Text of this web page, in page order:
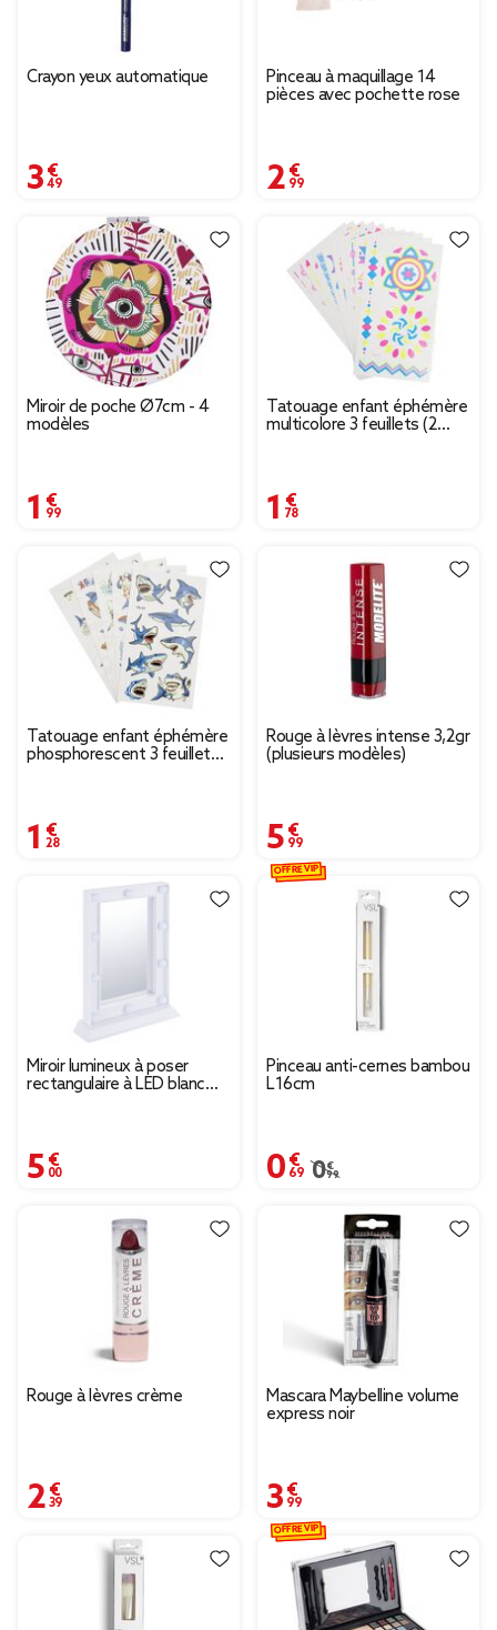
Crayon yeux automatique
3,49 €
Pinceau à maquillage 14
pièces avec pochette rose
2,99 €
Miroir de poche Ø7cm - 4
modèles
1,99 €
Tatouage enfant éphémère
multicolore 3 feuillets (2
1,78 €
Tatouage enfant éphémère
phosphorescent 3 feuillets
1,28 €
Rouge à lèvres intense 3,2gr
(plusieurs modèles)
5,99 €
Miroir lumineux à poser
rectangulaire à LED blanc
5,00 €
Pinceau anti-cernes bambou
L16cm
0,69 €
Prix remisé de 0,99 €
0,99 €
OFFRE VIP
Rouge à lèvres crème
2,39 €
Mascara Maybelline volume
express noir
3,99 €
OFFRE VIP